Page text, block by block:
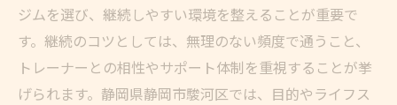
ジムを選び、継続しやすい環境を整えることが重要で
す。継続のコツとしては、無理のない頻度で通うこと、
トレーナーとの相性やサポート体制を重視することが挙
げられます。静岡県静岡市駿河区では、目的やライフス